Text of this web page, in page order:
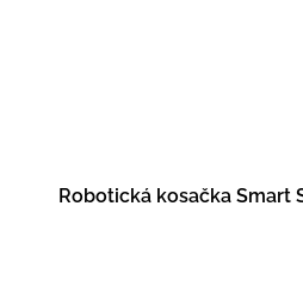
Robotická kosačka Smart